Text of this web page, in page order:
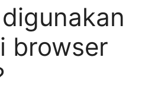
browser